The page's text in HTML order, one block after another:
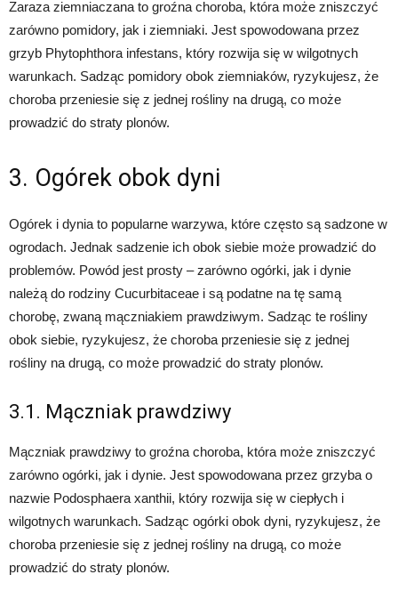
Zaraza ziemniaczana to groźna choroba, która może zniszczyć
zarówno pomidory, jak i ziemniaki. Jest spowodowana przez
grzyb Phytophthora infestans, który rozwija się w wilgotnych
warunkach. Sadząc pomidory obok ziemniaków, ryzykujesz, że
choroba przeniesie się z jednej rośliny na drugą, co może
prowadzić do straty plonów.
3. Ogórek obok dyni
Ogórek i dynia to popularne warzywa, które często są sadzone w
ogrodach. Jednak sadzenie ich obok siebie może prowadzić do
problemów. Powód jest prosty – zarówno ogórki, jak i dynie
należą do rodziny Cucurbitaceae i są podatne na tę samą
chorobę, zwaną mączniakiem prawdziwym. Sadząc te rośliny
obok siebie, ryzykujesz, że choroba przeniesie się z jednej
rośliny na drugą, co może prowadzić do straty plonów.
3.1. Mączniak prawdziwy
Mączniak prawdziwy to groźna choroba, która może zniszczyć
zarówno ogórki, jak i dynie. Jest spowodowana przez grzyba o
nazwie Podosphaera xanthii, który rozwija się w ciepłych i
wilgotnych warunkach. Sadząc ogórki obok dyni, ryzykujesz, że
choroba przeniesie się z jednej rośliny na drugą, co może
prowadzić do straty plonów.